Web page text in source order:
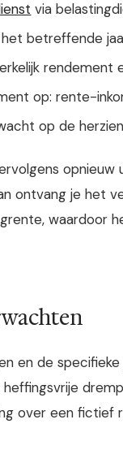
via
betreffende
rendement
op: rente-
op de
ontvang je het
waardoor
en de
over een fictief